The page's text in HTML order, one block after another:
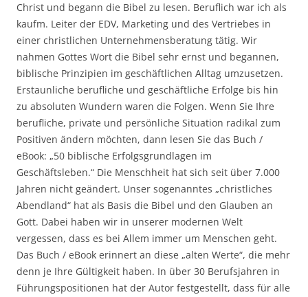
Christ und begann die Bibel zu lesen. Beruflich war ich als
kaufm. Leiter der EDV, Marketing und des Vertriebes in
einer christlichen Unternehmensberatung tätig. Wir
nahmen Gottes Wort die Bibel sehr ernst und begannen,
biblische Prinzipien im geschäftlichen Alltag umzusetzen.
Erstaunliche berufliche und geschäftliche Erfolge bis hin
zu absoluten Wundern waren die Folgen. Wenn Sie Ihre
berufliche, private und persönliche Situation radikal zum
Positiven ändern möchten, dann lesen Sie das Buch /
eBook: „50 biblische Erfolgsgrundlagen im
Geschäftsleben.“ Die Menschheit hat sich seit über 7.000
Jahren nicht geändert. Unser sogenanntes „christliches
Abendland“ hat als Basis die Bibel und den Glauben an
Gott. Dabei haben wir in unserer modernen Welt
vergessen, dass es bei Allem immer um Menschen geht.
Das Buch / eBook erinnert an diese „alten Werte“, die mehr
denn je Ihre Gültigkeit haben. In über 30 Berufsjahren in
Führungspositionen hat der Autor festgestellt, dass für alle